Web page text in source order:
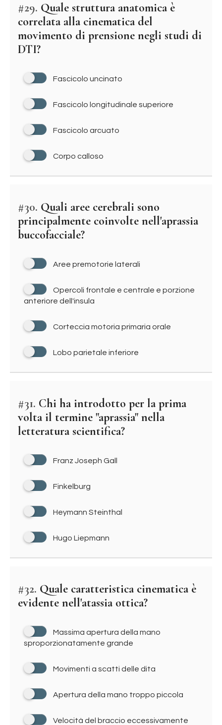
#29. Quale struttura anatomica è
correlata alla cinematica del
movimento di prensione negli studi di
DTI?
Fascicolo uncinato
Fascicolo longitudinale superiore
Fascicolo arcuato
Corpo calloso
#30. Quali aree cerebrali sono
principalmente coinvolte nell'aprassia
buccofacciale?
Aree premotorie laterali
Opercoli frontale e centrale e porzione
anteriore dell'insula
Corteccia motoria primaria orale
Lobo parietale inferiore
#31. Chi ha introdotto per la prima
volta il termine "aprassia" nella
letteratura scientifica?
Franz Joseph Gall
Finkelburg
Heymann Steinthal
Hugo Liepmann
#32. Quale caratteristica cinematica è
evidente nell'atassia ottica?
Massima apertura della mano
sproporzionatamente grande
Movimenti a scatti delle dita
Apertura della mano troppo piccola
Velocità del braccio eccessivamente